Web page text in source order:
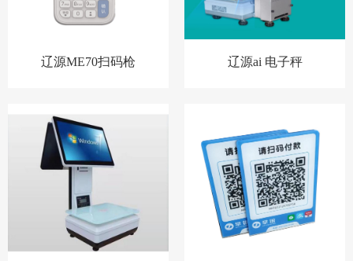
辽源ME70扫码枪 辽源ai 电子秤